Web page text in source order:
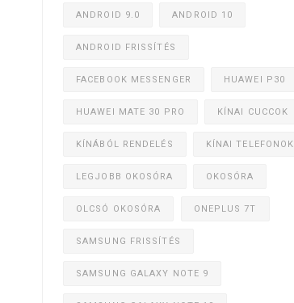
ANDROID 9.0 ANDROID 10
ANDROID FRISSÍTÉS
FACEBOOK MESSENGER HUAWEI P30
HUAWEI MATE 30 PRO KÍNAI CUCCOK
KÍNÁBÓL RENDELÉS KÍNAI TELEFONOK
LEGJOBB OKOSÓRA OKOSÓRA
OLCSÓ OKOSÓRA ONEPLUS 7T
SAMSUNG FRISSÍTÉS
SAMSUNG GALAXY NOTE 9